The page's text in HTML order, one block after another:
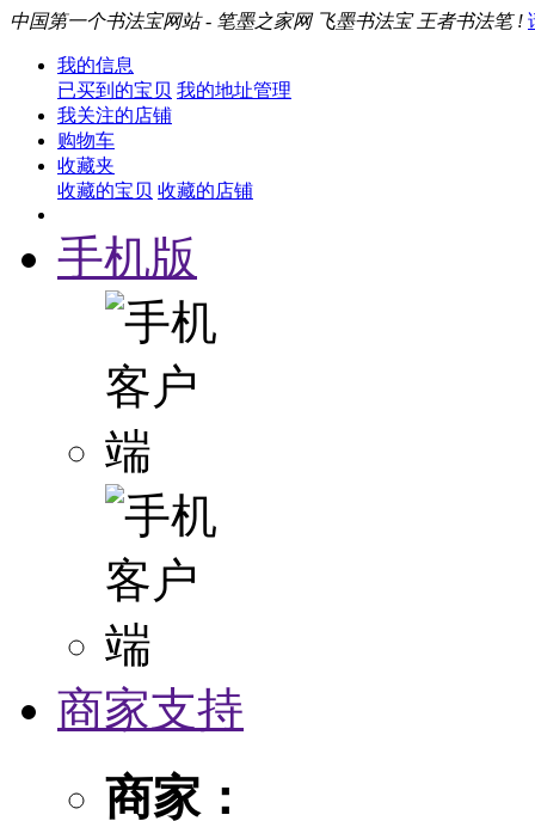
中国第一个书法宝网站 - 笔墨之家网 飞墨书法宝 王者书法笔 !
我的信息
已买到的宝贝 我的地址管理
我关注的店铺
购物车
收藏夹
收藏的宝贝 收藏的店铺
手机版
商家支持
商家：